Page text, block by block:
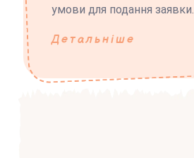
умови для подання заявки.
Детальніше